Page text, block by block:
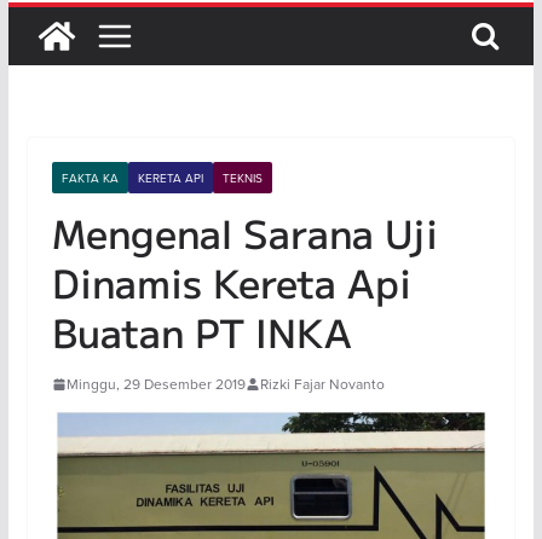
FAKTA KA KERETA API TEKNIS
Mengenal Sarana Uji
Dinamis Kereta Api
Buatan PT INKA
Minggu, 29 Desember 2019 Rizki Fajar Novanto